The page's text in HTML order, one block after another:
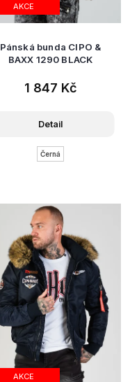
AKCE
Pánská bunda CIPO &
BAXX 1290 BLACK
1 847 Kč
Detail
Černá
AKCE